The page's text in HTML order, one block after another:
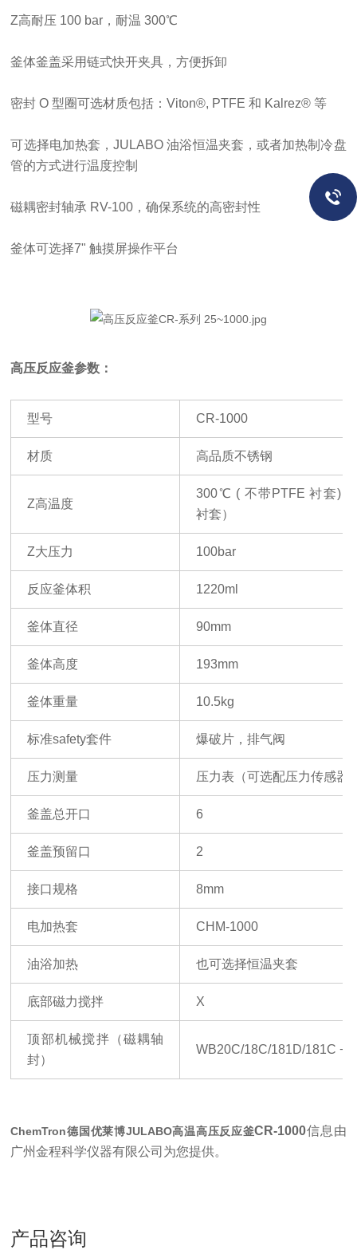
Z高耐压 100 bar，耐温 300℃
釜体釜盖采用链式快开夹具，方便拆卸
密封 O 型圈可选材质包括：Viton®, PTFE 和 Kalrez® 等
可选择电加热套，JULABO 油浴恒温夹套，或者加热制冷盘
管的方式进行温度控制
磁耦密封轴承 RV-100，确保系统的高密封性
釜体可选择7" 触摸屏操作平台
高压反应釜参数：
型号 CR-1000
材质 高品质不锈钢
Z高温度
300℃ ( 不带PTFE衬套) /
衬套）
Z大压力 100bar
反应釜体积 1220ml
釜体直径 90mm
釜体高度 193mm
釜体重量 10.5kg
标准safety套件 爆破片，排气阀
压力测量 压力表（可选配压力传感器
釜盖总开口 6
釜盖预留口 2
接口规格 8mm
电加热套 CHM-1000
油浴加热 也可选择恒温夹套
底部磁力搅拌 X
顶部机械搅拌（磁耦轴
封）
WB20C/18C/181D/181C +
ChemTron德国优莱博JULABO高温高压反应釜CR-1000信息由
广州金程科学仪器有限公司为您提供。
产品咨询